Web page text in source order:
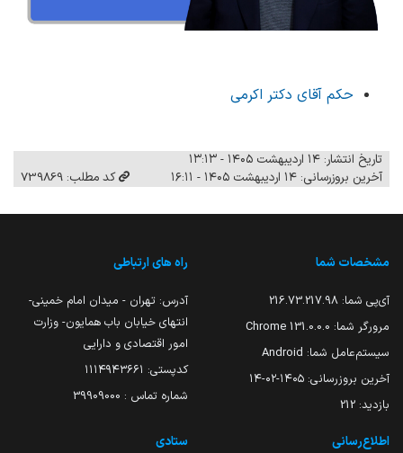
حکم آقای دکتر اکرمی
تاریخ انتشار: ۱۴ اردیبهشت ۱۴۰۵ - ۱۳:۱۳
آخرین بروزرسانی: ۱۴ اردیبهشت ۱۴۰۵ - ۱۶:۱۱
کد مطلب: 739869
مشخصات شما
آی‌پی شما: 216.73.217.98
مرورگر شما: 131.0.0.0 Chrome
سیستم‌عامل شما: Android
آخرین بروزرسانی: ۱۴۰۵-۰۲-۱۴
بازدید: 212
راه های ارتباطی
آدرس: تهران - میدان امام خمینی-
انتهای خیابان باب همایون- وزارت
امور اقتصادی و دارایی
کدپستی: ۱۱۱۴۹۴۳۶۶۱
شماره تماس : 39909000
اطلاع‌رسانی ستادی